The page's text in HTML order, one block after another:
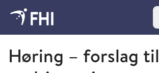
Om Folkehelseinstituttet
Høring – forslag til